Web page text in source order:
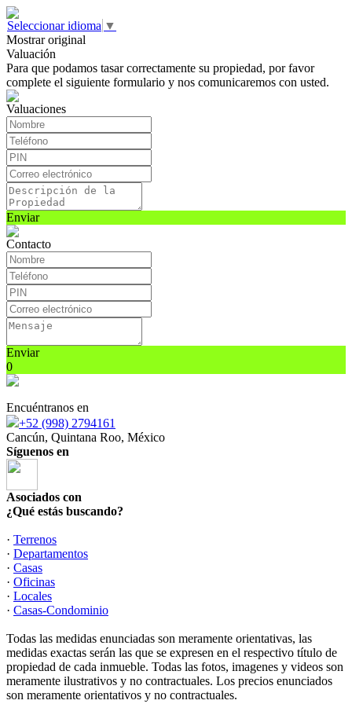
Seleccionar idioma ▼
Mostrar original
Valuación
Para que podamos tasar correctamente su propiedad, por favor
complete el siguiente formulario y nos comunicaremos con usted.
Valuaciones
Enviar
Contacto
Enviar
0
Encuéntranos en
+52 (998) 2794161
Cancún, Quintana Roo, México
Síguenos en
Asociados con
¿Qué estás buscando?
· Terrenos
· Departamentos
· Casas
· Oficinas
· Locales
· Casas-Condominio
Todas las medidas enunciadas son meramente orientativas, las
medidas exactas serán las que se expresen en el respectivo título de
propiedad de cada inmueble. Todas las fotos, imagenes y videos son
meramente ilustrativos y no contractuales. Los precios enunciados
son meramente orientativos y no contractuales.